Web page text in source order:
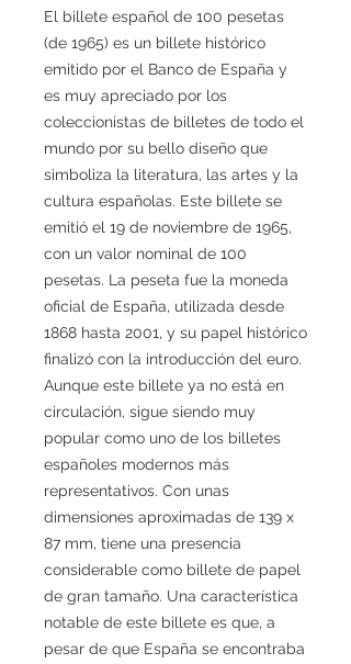
El billete español de 100 pesetas
(de 1965) es un billete histórico
emitido por el Banco de España y
es muy apreciado por los
coleccionistas de billetes de todo el
mundo por su bello diseño que
simboliza la literatura, las artes y la
cultura españolas. Este billete se
emitió el 19 de noviembre de 1965,
con un valor nominal de 100
pesetas. La peseta fue la moneda
oficial de España, utilizada desde
1868 hasta 2001, y su papel histórico
finalizó con la introducción del euro.
Aunque este billete ya no está en
circulación, sigue siendo muy
popular como uno de los billetes
españoles modernos más
representativos. Con unas
dimensiones aproximadas de 139 x
87 mm, tiene una presencia
considerable como billete de papel
de gran tamaño. Una característica
notable de este billete es que, a
pesar de que España se encontraba